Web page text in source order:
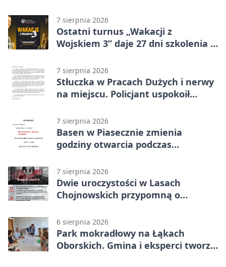
7 sierpnia 2026
Ostatni turnus „Wakacji z
Wojskiem 3” daje 27 dni szkolenia i
7 sierpnia 2026
Stłuczka w Pracach Dużych i nerwy
na miejscu. Policjant uspokoił
7 sierpnia 2026
Basen w Piasecznie zmienia
godziny otwarcia podczas
7 sierpnia 2026
Dwie uroczystości w Lasach
Chojnowskich przypomną o
6 sierpnia 2026
Park mokradłowy na Łąkach
Oborskich. Gmina i eksperci tworzą